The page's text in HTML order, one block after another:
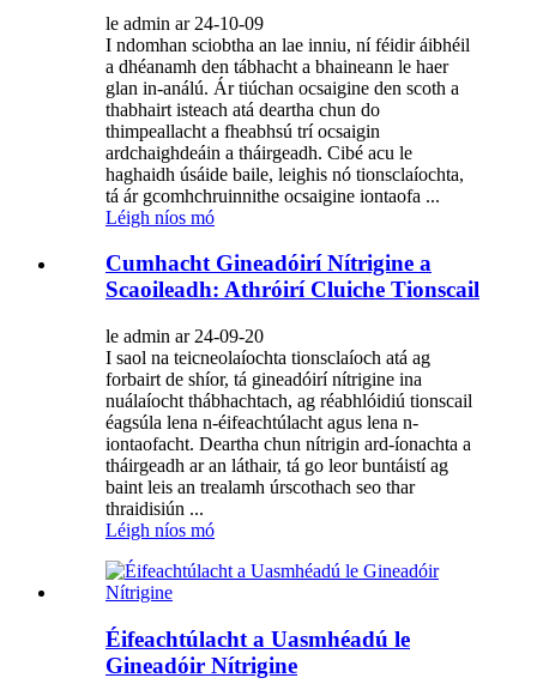
le admin ar 24-10-09
I ndomhan sciobtha an lae inniu, ní féidir áibhéil
a dhéanamh den tábhacht a bhaineann le haer
glan in-análú. Ár tiúchan ocsaigine den scoth a
thabhairt isteach atá deartha chun do
thimpeallacht a fheabhsú trí ocsaigin
ardchaighdeáin a tháirgeadh. Cibé acu le
haghaidh úsáide baile, leighis nó tionsclaíochta,
tá ár gcomhchruinnithe ocsaigine iontaofa ...
Léigh níos mó
Cumhacht Gineadóirí Nítrigine a
Scaoileadh: Athróirí Cluiche Tionscail
le admin ar 24-09-20
I saol na teicneolaíochta tionsclaíoch atá ag
forbairt de shíor, tá gineadóirí nítrigine ina
nuálaíocht thábhachtach, ag réabhlóidiú tionscail
éagsúla lena n-éifeachtúlacht agus lena n-
iontaofacht. Deartha chun nítrigin ard-íonachta a
tháirgeadh ar an láthair, tá go leor buntáistí ag
baint leis an trealamh úrscothach seo thar
thraidisiún ...
Léigh níos mó
Éifeachtúlacht a Uasmhéadú le
Gineadóir Nítrigine